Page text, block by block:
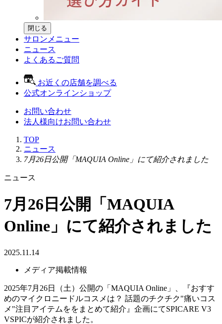
閉じる
サロンメニュー
ニュース
よくあるご質問
お近くの店舗を調べる
公式オンラインショップ
お問い合わせ
法人様向けお問い合わせ
TOP
ニュース
7月26日公開「MAQUIA Online」にて紹介されました
ニュース
7月26日公開「MAQUIA
Online」にて紹介されました
2025.11.14
メディア掲載情報
2025年7月26日（土）公開の「MAQUIA Online」、『おすす
めのマイクロニードルコスメは？ 話題のチクチク"痛いコス
メ"注目アイテムををまとめて紹介』企画にてSPICARE V3
VSPICが紹介されました。